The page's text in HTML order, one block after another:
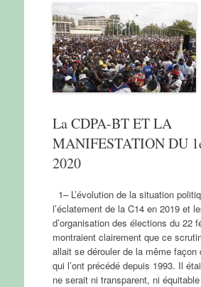
La CDPA-BT ET LA
MANIFESTATION DU
2020
1– L’évolution de la situation
l’éclatement de la C14 en 2019 et
d’organisation des élections du 22
montraient clairement que ce
allait se dérouler de la même façon
qui l’ont précédé depuis 1993. Il
ne serait ni transparent, ni